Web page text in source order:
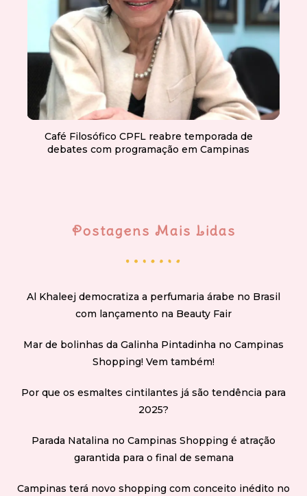
Café Filosófico CPFL reabre temporada de
debates com programação em Campinas
Postagens Mais Lidas
Al Khaleej democratiza a perfumaria árabe no Brasil
com lançamento na Beauty Fair
Mar de bolinhas da Galinha Pintadinha no Campinas
Shopping! Vem também!
Por que os esmaltes cintilantes já são tendência para
2025?
Parada Natalina no Campinas Shopping é atração
garantida para o final de semana
Campinas terá novo shopping com conceito inédito no